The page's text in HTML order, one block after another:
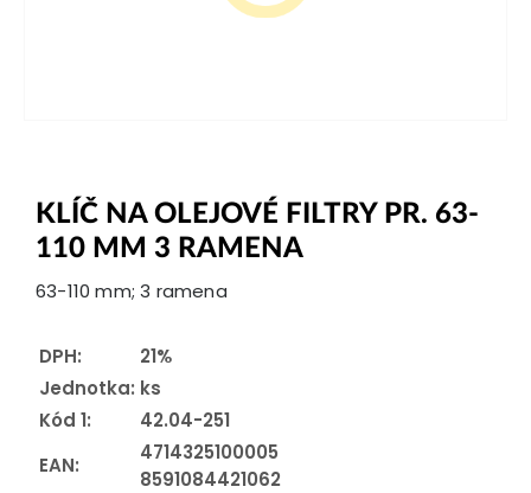
KLÍČ NA OLEJOVÉ FILTRY PR. 63-
110 MM 3 RAMENA
63-110 mm; 3 ramena
DPH:
21%
Jednotka: ks
Kód 1:
42.04-251
EAN:
4714325100005
8591084421062